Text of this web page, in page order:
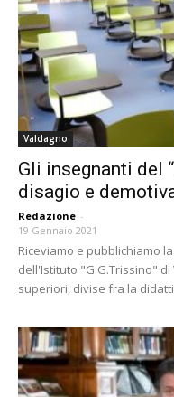
Valdagno
Gli insegnanti del
disagio e
Redazione -
19 Gennaio 2021
Riceviamo e pubblichiamo
dell'Istituto "G.G.Trissino"
superiori, divise fra la